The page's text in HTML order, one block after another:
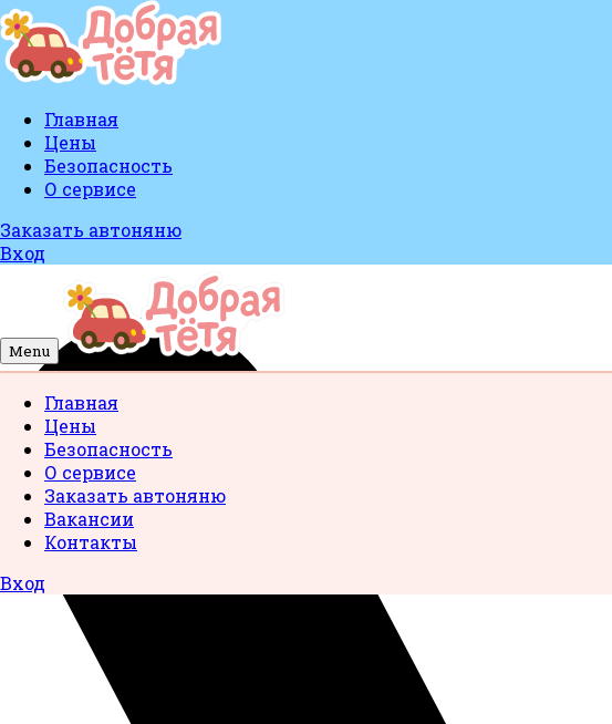
Главная
Цены
Безопасность
О сервисе
Заказать автоняню
Вход
Menu
Главная
Цены
Безопасность
О сервисе
Заказать автоняню
Вакансии
Контакты
Вход